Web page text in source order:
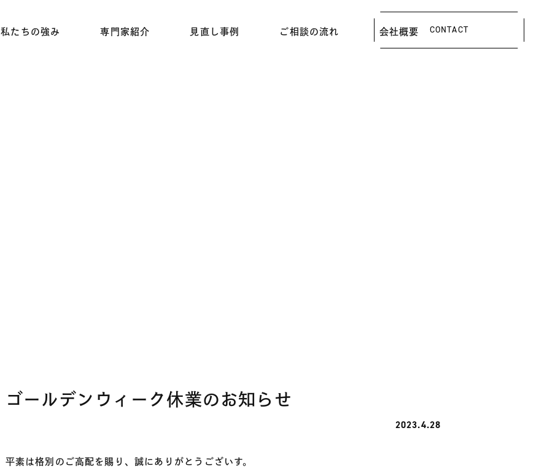
私たちの強み 専門家紹介 見直し事例 ご相談の流れ 会社概要 CONTACT
ゴールデンウィーク休業のお知らせ
2023.4.28
平素は格別のご高配を賜り、誠にありがとうございす。